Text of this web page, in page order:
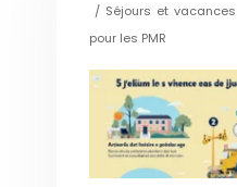
/ Séjours et
pour les PMR